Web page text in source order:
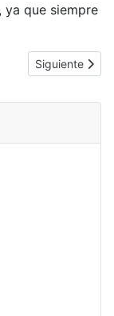
que siempre
Artículo
Siguiente